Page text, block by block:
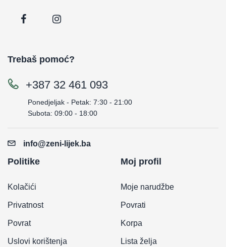
Trebaš pomoć?
+387 32 461 093
Ponedjeljak - Petak: 7:30 - 21:00
Subota: 09:00 - 18:00
info@zeni-lijek.ba
Politike
Kolačići
Privatnost
Povrat
Uslovi korištenja
Moj profil
Moje narudžbe
Povrati
Korpa
Lista želja